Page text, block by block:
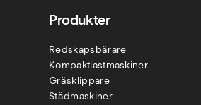
Produkter
Redskapsbärare
Kompaktlastmaskiner
Gräsklippare
Städmaskiner